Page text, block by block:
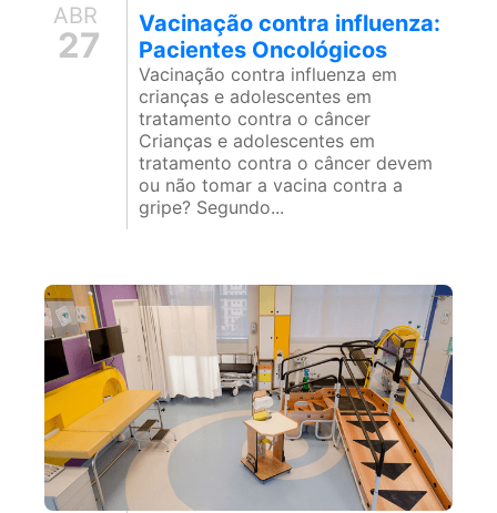
ABR
27
Vacinação contra influenza:
Pacientes Oncológicos
Vacinação contra influenza em
crianças e adolescentes em
tratamento contra o câncer
Crianças e adolescentes em
tratamento contra o câncer devem
ou não tomar a vacina contra a
gripe? Segundo...